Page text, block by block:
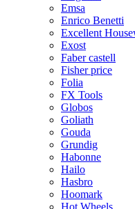
Emsa
Enrico Benetti
Excellent
Exost
Faber castell
Fisher price
Folia
FX Tools
Globos
Goliath
Gouda
Grundig
Habonne
Hailo
Hasbro
Hoomark
Hot Wheels